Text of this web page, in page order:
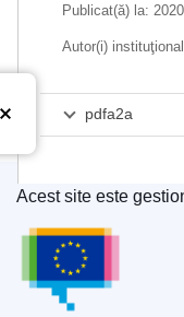
Pachet
Publicat(ă) la:
Autor(i)
pdfa2a
Oficiul pentru
Acest site este